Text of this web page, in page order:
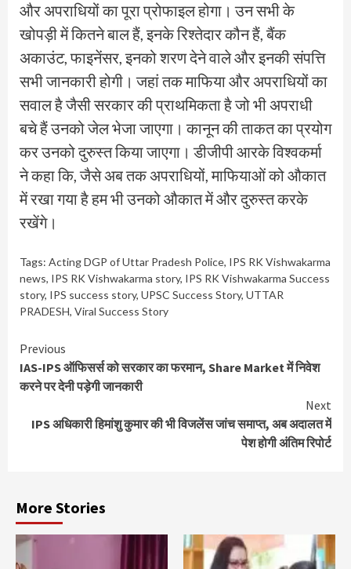
और अपराधियों का पूरा प्रोफाइल होगा। उन सभी के
खोपड़ी में कितने बाल हैं, इनके रिश्तेदार कौन हैं, बैंक
अकाउंट, फाइनेंसर, इनको शरण देने वाले और इनकी संपत्ति
सभी जानकारी होगी। जहां तक माफिया और अपराधियों का
सवाल है जैसी सरकार की प्राथमिकता है जो भी अपराधी
बचे हैं उनको जेल भेजा जाएगा। कानून की ताकत का प्रयोग
कर उनको दुरुस्त किया जाएगा। डीजीपी आरके विश्वकर्मा
ने कहा कि, जैसे अब तक अपराधियों, माफियाओं को औकात
में रखा गया है हम भी उनको औकात में और दुरुस्त करके
रखेंगे।
Tags: Acting DGP of Uttar Pradesh Police, IPS RK Vishwakarma
news, IPS RK Vishwakarma story, IPS RK Vishwakarma Success
story, IPS success story, UPSC Success Story, UTTAR
PRADESH, Viral Success Story
Continue
Reading
Previous
IAS-IPS ऑफिसर्स को सरकार का फरमान, Share Market में निवेश
करने पर देनी पड़ेगी जानकारी
Next
IPS अधिकारी हिमांशु कुमार की भी विजलेंस जांच समाप्त, अब अदालत में
पेश होगी अंतिम रिपोर्ट
More Stories